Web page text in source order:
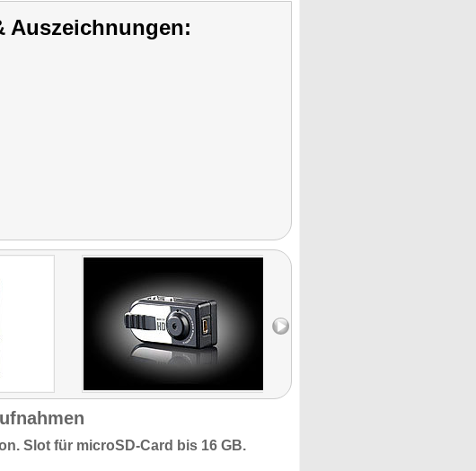
Auszeichnungen:
Slot für microSD-Card bis 16 GB.